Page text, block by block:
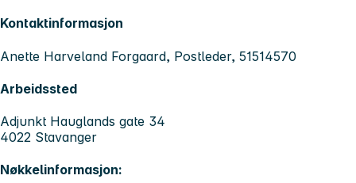
Kontaktinformasjon
Anette Harveland Forgaard, Postleder, 51514570
Arbeidssted
Adjunkt Hauglands gate 34
4022 Stavanger
Nøkkelinformasjon: